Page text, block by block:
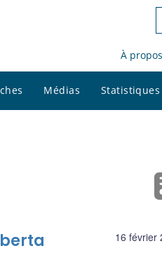
le
À
Médias Statistiques
16 février